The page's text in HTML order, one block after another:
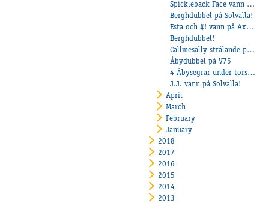
Spickleback Face vann från dödens
Berghdubbel på Solvalla!
Esta och #! vann på Axevalla!
Berghdubbel!
Callmesally strålande på Mantorp!
Åbydubbel på V75
4 Åbysegrar under torsdagen!
J.J. vann på Solvalla!
April
March
February
January
2018
2017
2016
2015
2014
2013